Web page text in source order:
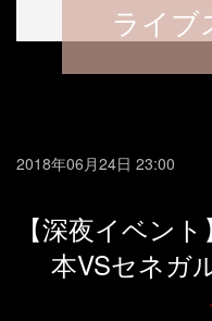
ライブ
2018年06月24日 23:00
【深夜イベン
本VSセネガ